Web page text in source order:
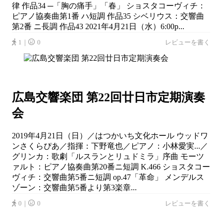
律 作品34 ─「胸の痛手」「春」 ショスタコーヴィチ：
ピアノ協奏曲第1番 ハ短調 作品35 シベリウス：交響曲
第2番 ニ長調 作品43 2021年4月21日（水）6:00p...
1｜ 0 レビューを書く
広島交響楽団 第22回廿日市定期演奏
会
2019年4月21日（日）／はつかいち文化ホール ウッドワ
ンさくらぴあ／指揮：下野竜也／ピアノ：小林愛実...／
グリンカ：歌劇「ルスランとリュドミラ」序曲 モーツ
ァルト：ピアノ協奏曲第20番ニ短調 K.466 ショスタコー
ヴィチ：交響曲第5番ニ短調 op.47「革命」 メンデルス
ゾーン：交響曲第5番より第3楽章...
0｜ 0 レビューを書く